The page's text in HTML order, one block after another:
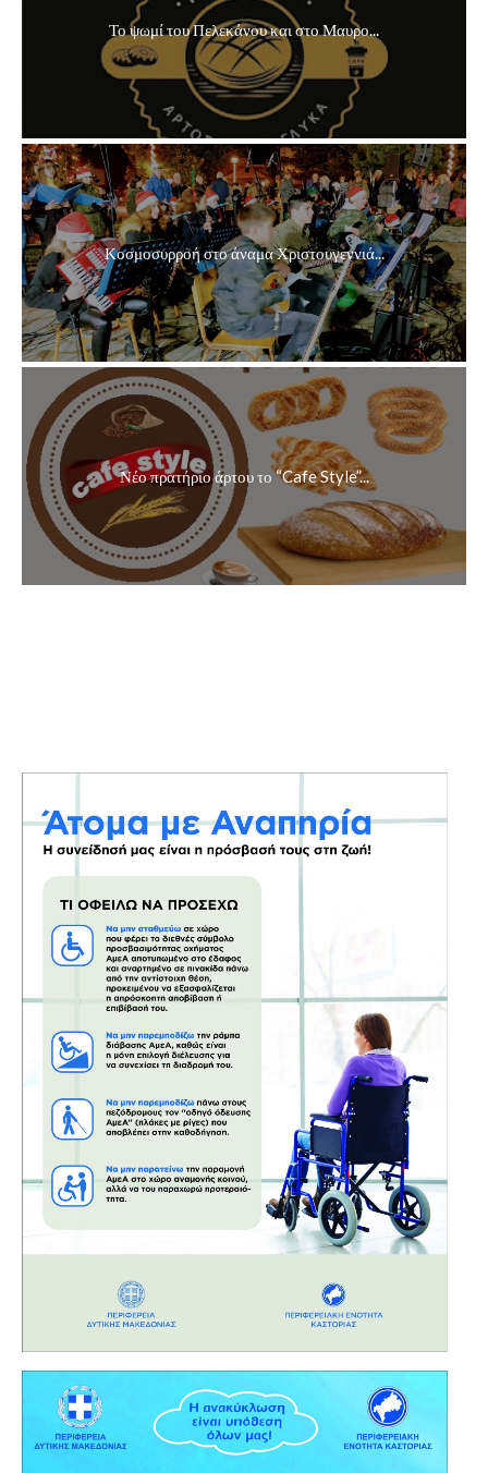
Το ψωμί του Πελεκάνου και στο Μαυρο...
Κοσμοσυρροή στο άναμα Χριστουγεννιά...
Νέο πρατήριο άρτου το “Cafe Style”...